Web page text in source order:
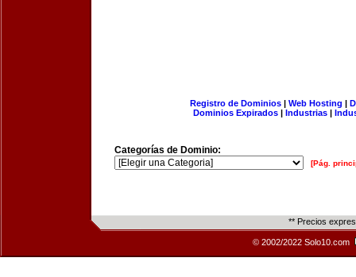
Registro de Dominios| Web Hosting |
Dominios Expirados | Industrias |
Categorías de Dominio:
[Pág.
** Precios
© 2002/2022 Solo10.com